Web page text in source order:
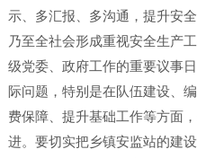
示、多汇报、多沟通，提升安
乃至全社会形成重视安全生产
级党委、政府工作的重要议事
际问题，特别是在队伍建设、
费保障、提升基础工作等方面
进。要切实把乡镇安监站的建